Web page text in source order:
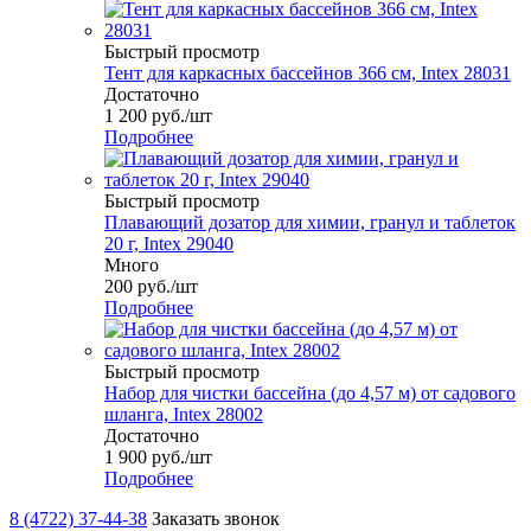
Быстрый просмотр
Тент для каркасных бассейнов 366 см, Intex 28031
Достаточно
1 200 руб./шт
Подробнее
Быстрый просмотр
Плавающий дозатор для химии, гранул и таблеток
20 г, Intex 29040
Много
200 руб./шт
Подробнее
Быстрый просмотр
Набор для чистки бассейна (до 4,57 м) от садового
шланга, Intex 28002
Достаточно
1 900 руб./шт
Подробнее
8 (4722) 37-44-38 Заказать звонок